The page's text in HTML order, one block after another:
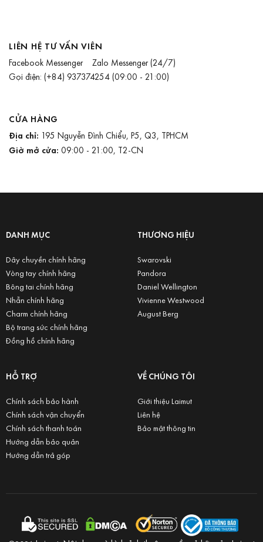
LIÊN HỆ TƯ VẤN VIÊN
Facebook Messenger Zalo Messenger(24/7)
Gọi điện: (+84) 937374254(09:00 - 21:00)
CỬA HÀNG
Địa chỉ: 195 Nguyễn Đình Chiểu, P5, Q3, TPHCM
Giờ mở cửa: 09:00 - 21:00, T2-CN
DANH MỤC
Dây chuyền chính hãng
Vòng tay chính hãng
Bông tai chính hãng
Nhẫn chính hãng
Charm chính hãng
Bộ trang sức chính hãng
Đồng hồ chính hãng
THƯƠNG HIỆU
Swarovski
Pandora
Daniel Wellington
Vivienne Westwood
August Berg
HỖ TRỢ
Chính sách bảo hành
Chính sách vận chuyển
Chính sách thanh toán
Hướng dẫn bảo quản
Hướng dẫn trả góp
VỀ CHÚNG TÔI
Giới thiệu Laimut
Liên hệ
Bảo mật thông tin